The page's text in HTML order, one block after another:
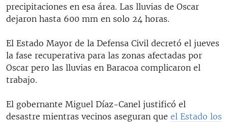
precipitaciones en esa área. Las lluvias de Oscar
dejaron hasta 600 mm en solo 24 horas.
El Estado Mayor de la Defensa Civil decretó el jueves
la fase recuperativa para las zonas afectadas por
Oscar pero las lluvias en Baracoa complicaron el
trabajo.
El gobernante Miguel Díaz-Canel justificó el
desastre mientras vecinos aseguran que el Estado los